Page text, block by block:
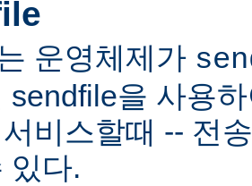
운영체제가
sendfile을 사용
비스할때 -- 전
있다.